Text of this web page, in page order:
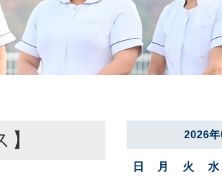
2026年
日 月 火 水